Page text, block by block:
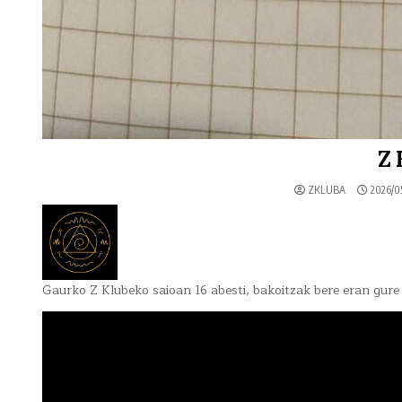
Z
ZKLUBA 2026/
Gaurko Z Klubeko saioan 16 abesti, bakoitzak bere eran